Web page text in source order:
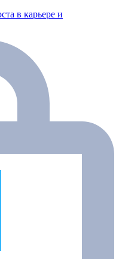
в карьере и